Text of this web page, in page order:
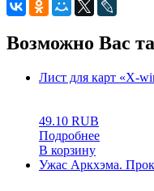
Возможно Вас
Лист для карт «X-
49.10 RUB
Подробнее
В корзину
Ужас Аркхэма.